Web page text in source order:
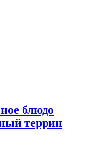
блюдо
террин